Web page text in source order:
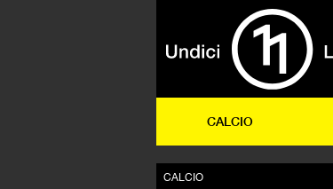
CALCIO
CALCIO